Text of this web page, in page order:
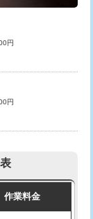
円
円
円
円
作業料金